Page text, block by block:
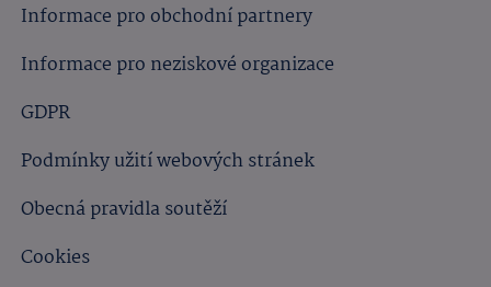
Informace pro obchodní partnery
Informace pro neziskové organizace
GDPR
Podmínky užití webových stránek
Obecná pravidla soutěží
Cookies